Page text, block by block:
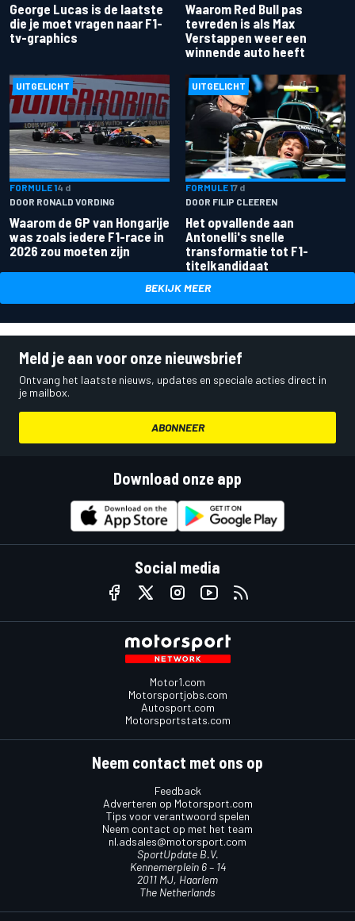
George Lucas is de laatste
die je moet vragen naar F1-
tv-graphics
Waarom Red Bull pas
tevreden is als Max
Verstappen weer een
winnende auto heeft
UITGELICHT
FORMULE 14 d
DOOR RONALD VORDING
Waarom de GP van Hongarije
was zoals iedere F1-race in
2026 zou moeten zijn
UITGELICHT
FORMULE 17 d
DOOR FILIP CLEEREN
Het opvallende aan
Antonelli's snelle
transformatie tot F1-
titelkandidaat
BEKIJK MEER
Meld je aan voor onze nieuwsbrief
Ontvang het laatste nieuws, updates en speciale acties direct in
je mailbox.
ABONNEER
Download onze app
Social media
Motor1.com
Motorsportjobs.com
Autosport.com
Motorsportstats.com
Neem contact met ons op
Feedback
Adverteren op Motorsport.com
Tips voor verantwoord spelen
Neem contact op met het team
nl.adsales@motorsport.com
SportUpdate B.V.
Kennemerplein 6 – 14
2011 MJ, Haarlem
The Netherlands